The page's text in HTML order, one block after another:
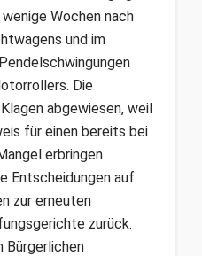
Wochen nach
und im
Die
abgewiesen, weil
für einen bereits bei
erbringen
Entscheidungen auf
zur erneuten
zurück.
Bürgerlichen